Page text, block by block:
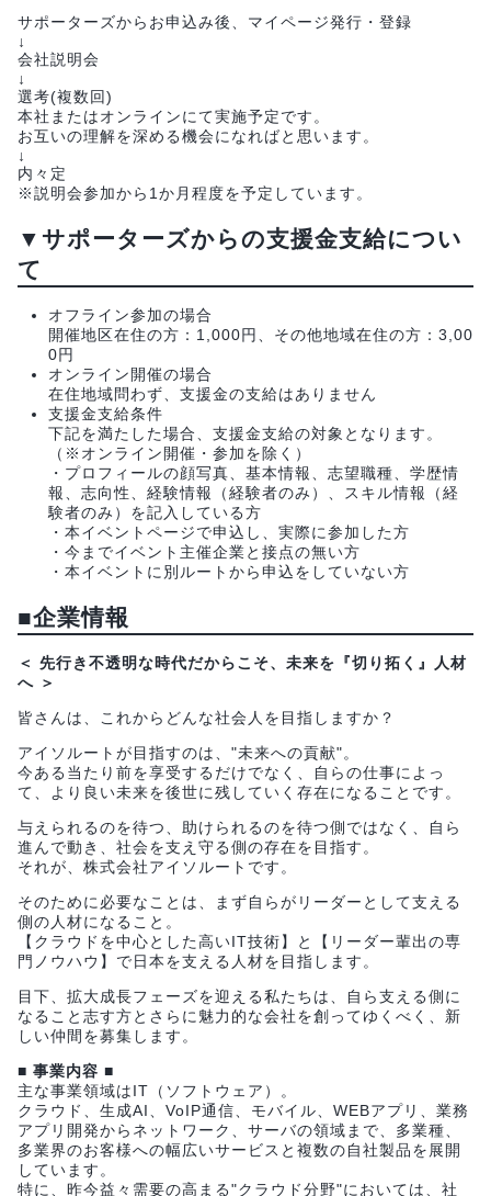
サポーターズからお申込み後、マイページ発行・登録
↓
会社説明会
↓
選考(複数回)
本社またはオンラインにて実施予定です。
お互いの理解を深める機会になればと思います。
↓
内々定
※説明会参加から1か月程度を予定しています。
▼サポーターズからの支援金支給につい
て
オフライン参加の場合
開催地区在住の方：1,000円、その他地域在住の方：3,00
0円
オンライン開催の場合
在住地域問わず、支援金の支給はありません
支援金支給条件
下記を満たした場合、支援金支給の対象となります。
（※オンライン開催・参加を除く）
・プロフィールの顔写真、基本情報、志望職種、学歴情
報、志向性、経験情報（経験者のみ）、スキル情報（経
験者のみ）を記入している方
・本イベントページで申込し、実際に参加した方
・今までイベント主催企業と接点の無い方
・本イベントに別ルートから申込をしていない方
■企業情報
＜ 先行き不透明な時代だからこそ、未来を『切り拓く』人材
へ ＞
皆さんは、これからどんな社会人を目指しますか？
アイソルートが目指すのは、"未来への貢献"。
今ある当たり前を享受するだけでなく、自らの仕事によっ
て、より良い未来を後世に残していく存在になることです。
与えられるのを待つ、助けられるのを待つ側ではなく、自ら
進んで動き、社会を支え守る側の存在を目指す。
それが、株式会社アイソルートです。
そのために必要なことは、まず自らがリーダーとして支える
側の人材になること。
【クラウドを中心とした高いIT技術】と【リーダー輩出の専
門ノウハウ】で日本を支える人材を目指します。
目下、拡大成長フェーズを迎える私たちは、自ら支える側に
なること志す方とさらに魅力的な会社を創ってゆくべく、新
しい仲間を募集します。
■ 事業内容 ■
主な事業領域はIT（ソフトウェア）。
クラウド、生成AI、VoIP通信、モバイル、WEBアプリ、業務
アプリ開発からネットワーク、サーバの領域まで、多業種、
多業界のお客様への幅広いサービスと複数の自社製品を展開
しています。
特に、昨今益々需要の高まる"クラウド分野"においては、社